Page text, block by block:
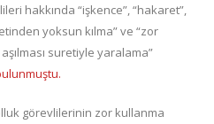
hakkında “işkence”, “hakaret”,
yoksun kılma” ve “zor
suretiyle yaralama”
görevlilerinin zor kullanma